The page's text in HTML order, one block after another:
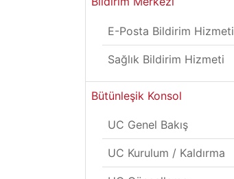
E-Posta Bildirim Hizmeti
Sağlık Bildirim Hizmeti
Bütünleşik Konsol
UC Genel Bakış
UC Kurulum / Kaldırma